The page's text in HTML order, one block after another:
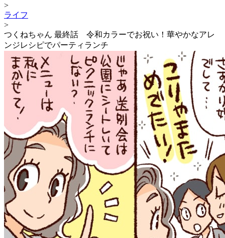
>
ライフ
>
つくねちゃん 最終話 令和カラーでお祝い！華やかなアレ
ンジレシピでパーティランチ